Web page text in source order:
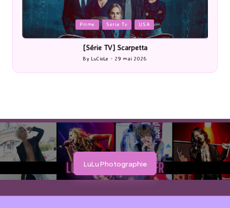
Posted
in
Prime Serie Tv USA
[Série TV] Scarpetta
Posted
by
By LuCioLe 29 mai 2026
LuLu Photographie